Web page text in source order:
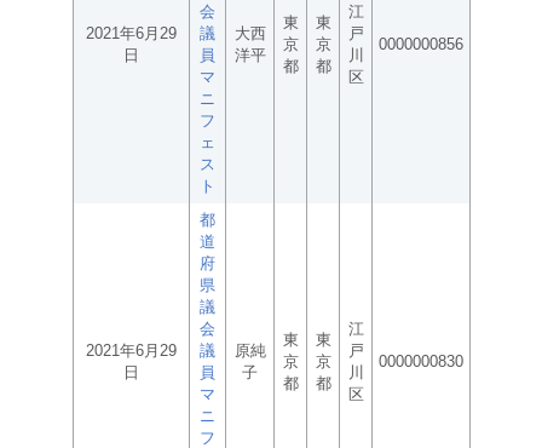
2021年6月29
日
会
議
員
マ
ニ
フ
ェ
ス
ト
大西
洋平
東
京
都
東
京
都
江
戸
川
区
0000000856
2021年6月29
日
都
道
府
県
議
会
議
員
マ
ニ
フ
原純
子
東
京
都
東
京
都
江
戸
川
区
0000000830